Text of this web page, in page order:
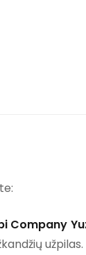
Company
užpilas.